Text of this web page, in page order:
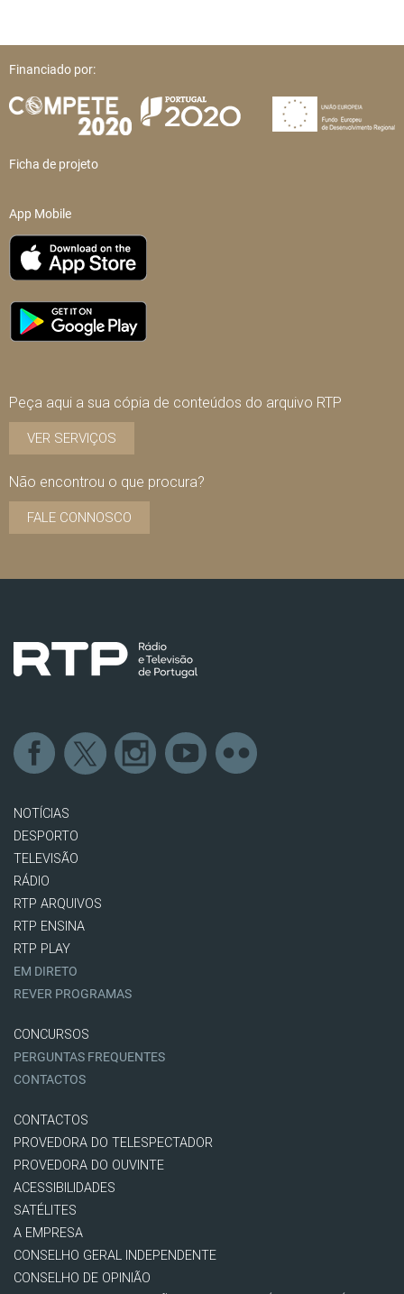
Financiado por:
Ficha de projeto
App Mobile
Peça aqui a sua cópia de conteúdos do arquivo RTP
VER SERVIÇOS
Não encontrou o que procura?
FALE CONNOSCO
NOTÍCIAS
DESPORTO
TELEVISÃO
RÁDIO
RTP ARQUIVOS
RTP ENSINA
RTP PLAY
EM DIRETO
REVER PROGRAMAS
CONCURSOS
PERGUNTAS FREQUENTES
CONTACTOS
CONTACTOS
PROVEDORA DO TELESPECTADOR
PROVEDORA DO OUVINTE
ACESSIBILIDADES
SATÉLITES
A EMPRESA
CONSELHO GERAL INDEPENDENTE
CONSELHO DE OPINIÃO